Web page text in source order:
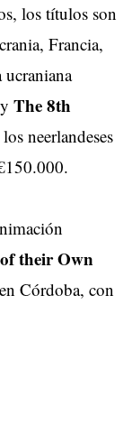
los títulos son
Francia,
The 8th
neerlandeses
their Own
Córdoba, con